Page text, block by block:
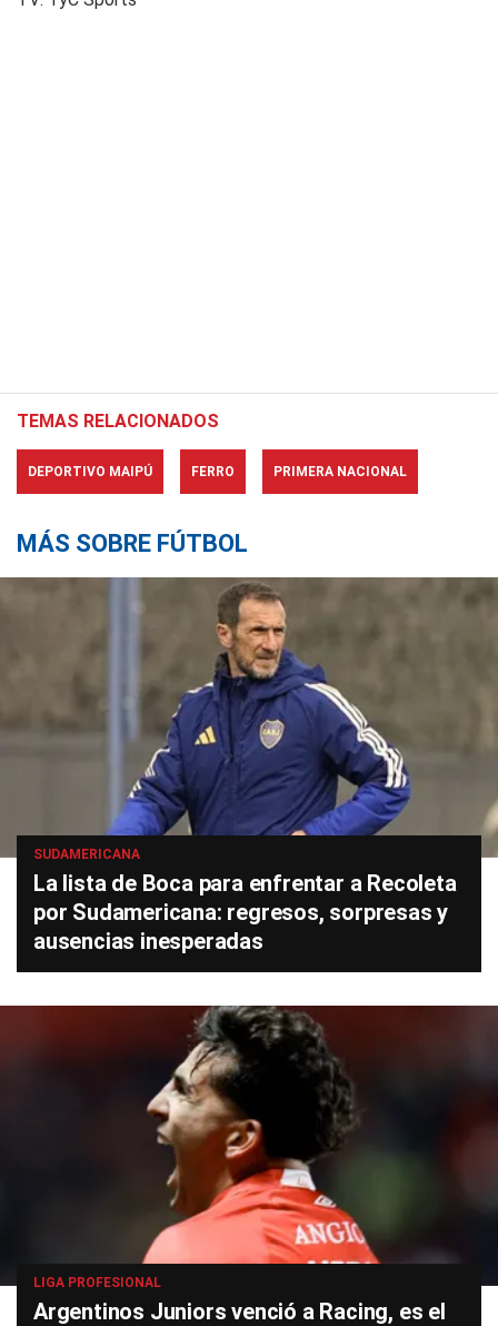
TEMAS RELACIONADOS
DEPORTIVO MAIPÚ FERRO PRIMERA NACIONAL
MÁS SOBRE FÚTBOL
SUDAMERICANA
La lista de Boca para enfrentar a Recoleta
por Sudamericana: regresos, sorpresas y
ausencias inesperadas
LIGA PROFESIONAL
Argentinos Juniors venció a Racing, es el